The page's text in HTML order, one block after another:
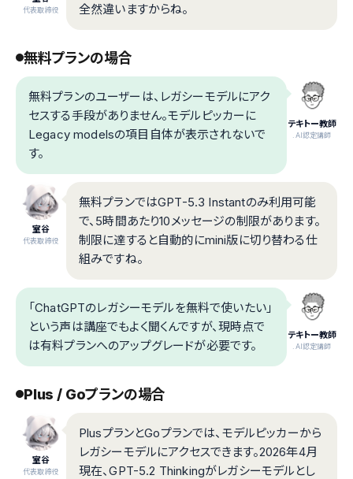
代表取締役 全然違いますからね。
無料プランの場合
テキトー教師
.AI認定講師
無料プランのユーザーは、レガシーモデルにアク
セスする手段がありません。モデルピッカーに
Legacy modelsの項目自体が表示されないで
す。
室谷
代表取締役
無料プランではGPT-5.3 Instantのみ利用可能
で、5時間あたり10メッセージの制限があります。
制限に達すると自動的にmini版に切り替わる仕
組みですね。
テキトー教師
.AI認定講師
「ChatGPTのレガシーモデルを無料で使いたい」
という声は講座でもよく聞くんですが、現時点で
は有料プランへのアップグレードが必要です。
Plus / Goプランの場合
室谷
代表取締役
PlusプランとGoプランでは、モデルピッカーから
レガシーモデルにアクセスできます。2026年4月
現在、GPT-5.2 Thinkingがレガシーモデルとし